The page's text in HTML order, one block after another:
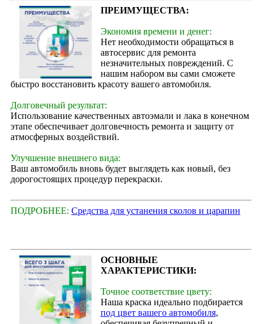
ПРЕИМУЩЕСТВА:
Экономия времени и денег:
Нет необходимости обращаться в
автосервис для ремонта
незначительных повреждений. С
нашим набором вы сами сможете
быстро восстановить красоту вашего автомобиля.
Долговечный результат:
Использование качественных автоэмали и лака в конечном
этапе обеспечивает долговечность ремонта и защиту от
атмосферных воздействий.
Улучшение внешнего вида:
Ваш автомобиль вновь будет выглядеть как новый, без
дорогостоящих процедур перекраски.
ПОДРОБНЕЕ: Средства для устанения сколов и царапин
ОСНОВНЫЕ
ХАРАКТЕРИСТИКИ:
Точное соответствие цвету:
Наша краска идеально подбирается
под цвет вашего автомобиля,